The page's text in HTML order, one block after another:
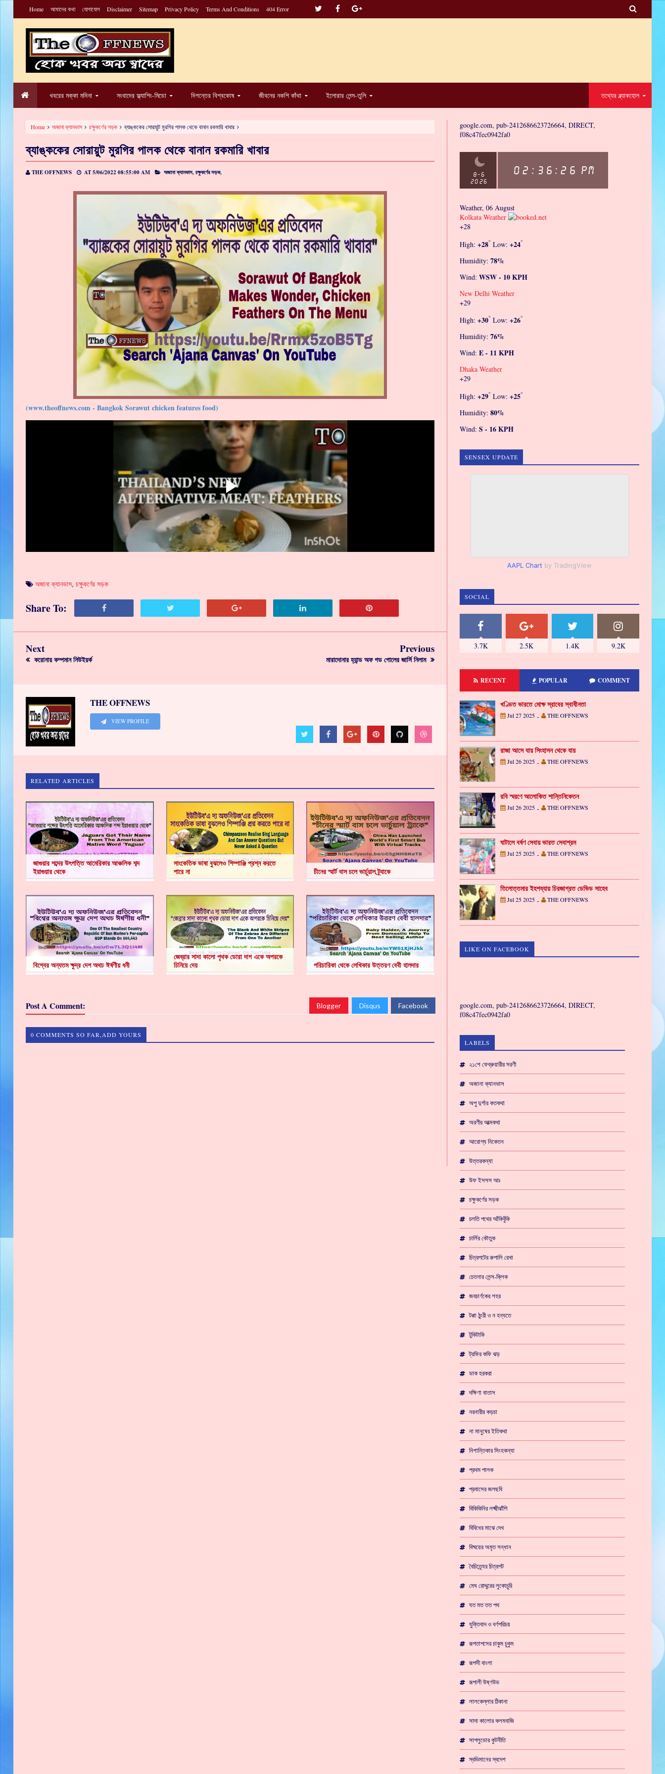
Home আমাদের কথা যোগাযোগ Disclaimer Sitemap Privacy Policy Terms And Conditions 404 Error 
খবরের মক্কা মদিনা সংবাদের ফ্ল্যাশিং-মিডো দিগন্তের বিশ্বকোষ জীবনের নকশি কাঁথা ইলোরার লেন্স-তুলি তথ্যের ব্ল্যাকহোল
Home অজানা ক্যানভাস চক্ষুকর্ণের সড়ক ব্যাঙ্ককের সোরায়ুট মুরগির পালক থেকে বানান রকমারি খাবার
ব্যাঙ্ককের সোরায়ুট মুরগির পালক থেকে বানান রকমারি খাবার
THE OFFNEWS AT5/06/2022 08:55:00 AM অজানা ক্যানভাস,চক্ষুকর্ণের সড়ক,
(www.theoffnews.com - Bangkok Sorawut chicken features food)
অজানা ক্যানভাস, চক্ষুকর্ণের সড়ক
Share To:
Next
করোনায় কম্পমান নিউইয়র্ক
Previous
মারাদোনার হ্যান্ড অফ গড গোলের জার্সি নিলাম
THE OFFNEWS
VIEW PROFILE
RELATED ARTICLES
জাগুয়ার শব্দের উৎপত্তি আমেরিকার আঞ্চলিক শব্দ
ইয়াগুয়ার থেকে
সাংকেতিক ভাষা বুঝলেও শিম্পাঞ্জি প্রশ্ন করতে
পারে না
চীনের স্মার্ট বাস চলে ভার্চুয়াল ট্র্যাকে
বিশ্বের অন্যতম ক্ষুদ্র দেশ অথচ ঈর্ষণীয় ধনী
জেব্রার সাদা কালো পৃথক ডোরা দাগ একে অপরকে
চিনিয়ে দেয়
পরিচারিকা থেকে লেখিকার উত্তরণ বেবী হালদার
Post A Comment: Blogger Disqus Facebook
0 COMMENTS SO FAR,ADD YOURS
google.com, pub-2412686623726664, DIRECT,
f08c47fec0942fa0
Weather, 06 August
Kolkata Weather
+28
High:+28° Low:+24°
Humidity:78%
Wind:WSW - 10 KPH
New Delhi Weather
+29
High:+30° Low:+26°
Humidity:76%
Wind:E - 11 KPH
Dhaka Weather
+29
High:+29° Low:+25°
Humidity:80%
Wind:S - 16 KPH
SENSEX UPDATE
AAPL Chart by TradingView
SOCIAL
3.7K 2.5K 1.4K 9.2K
RECENT POPULAR COMMENT
খণ্ডিত ভারতে মোক্ষ স্রাবের স্বাধীনতা
Jul 27 2025 - THE OFFNEWS
রাজা আসে যায় সিংহাসন থেকে যায়
Jul 26 2025 - THE OFFNEWS
রবি স্মরণে আলোকিত শান্তিনিকেতন
Jul 26 2025 - THE OFFNEWS
ঘাটালে বর্ষণ সেবায় ভারত সেবাশ্রম
Jul 25 2025 - THE OFFNEWS
তিলোত্তমার ইহশয্যায় চিরজাগ্রত ডেভিড সাহেব
Jul 25 2025 - THE OFFNEWS
LIKE ON FACEBOOK
google.com, pub-2412686623726664, DIRECT,
f08c47fec0942fa0
LABELS
২১শে ফেব্রুয়ারীর সরণী
অজানা ক্যানভাস
অপু দুর্গার কতকথা
অরণীর আত্মকথা
আরোগ্য নিকেতন
উত্তরকন্যা
উফ ইসসস আঃ
চক্ষুকর্ণের সড়ক
চলতি পথের আঁকিবুঁকি
চার্লির কৌতুক
চিত্রপটের রুপালি রেখা
চেতনার লেন্স-ক্লিক
জবচার্ণকের শহর
টপ্পা ঠুংরী ও ন হন্যতে
টুকিটাকি
ট্রফির কফি ঝড়
ডাক হরকরা
দক্ষিণা বাতাস
নরনারীর কড়চা
না মানুষের ইতিকথা
নিশান্তিকার সিংহকন্যা
প্রথম পালক
প্রবাসের জলছবি
বিকিকিনির লক্ষ্মীঝাঁপি
বিবিধের মাঝে দেখ
বিষ্ময়ের অমৃত সন্ধান
বৈচিত্র্যের চিত্রপট
মেঘ রোদ্দুরের লুকোচুরি
যত মত তত পথ
যুক্তিবাদ ও বর্ণপরিচয়
রূপতাপসের চাকুম চুকুম
রূপসী বাংলা
রূপালী উষ্ণউড
লালকেল্লার ঠিকানা
সাদা কালোর কলমবাজি
সাপলুডোর কুটনীতি
স্বভিমানের স্বদেশ